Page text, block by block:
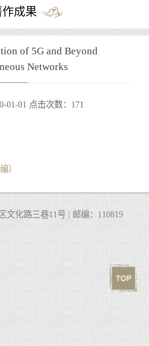
作成果
of 5G and Beyond
Networks
01-01 点击次数： 171
）
文化路三巷11号 | 邮编：110819